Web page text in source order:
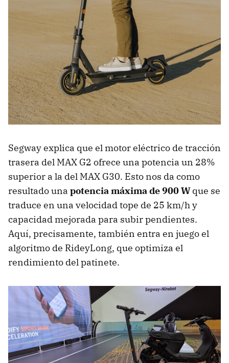
Segway explica que el motor eléctrico de tracción
trasera del MAX G2 ofrece una potencia un 28%
superior a la del MAX G30. Esto nos da como
resultado una potencia máxima de 900 Wque se
traduce en una velocidad tope de 25 km/h y
capacidad mejorada para subir pendientes.
Aquí, precisamente, también entra en juego el
algoritmo de RideyLong, que optimiza el
rendimiento del patinete.